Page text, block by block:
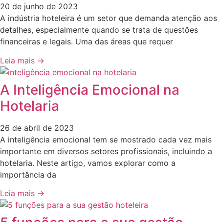
20 de junho de 2023
A indústria hoteleira é um setor que demanda atenção aos
detalhes, especialmente quando se trata de questões
financeiras e legais. Uma das áreas que requer
Leia mais →
A Inteligência Emocional na
Hotelaria
26 de abril de 2023
A inteligência emocional tem se mostrado cada vez mais
importante em diversos setores profissionais, incluindo a
hotelaria. Neste artigo, vamos explorar como a
importância da
Leia mais →